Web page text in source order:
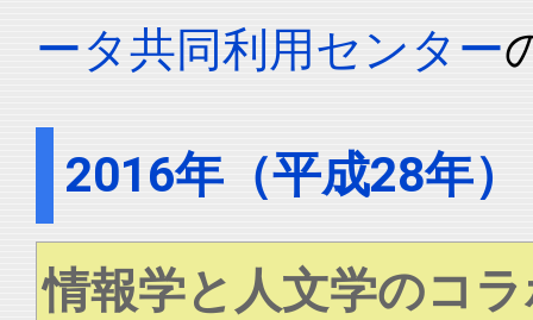
ータ共同利用センター
2016年（平成28年）
情報学と人文学のコ